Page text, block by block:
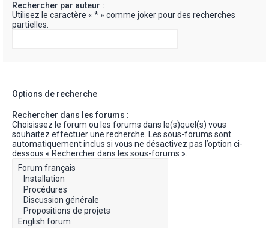
Rechercher par auteur :
Utilisez le caractère « * » comme joker pour des recherches
partielles.
Options de recherche
Rechercher dans les forums :
Choisissez le forum ou les forums dans le(s)quel(s) vous
souhaitez effectuer une recherche. Les sous-forums sont
automatiquement inclus si vous ne désactivez pas l’option ci-
dessous « Rechercher dans les sous-forums ».